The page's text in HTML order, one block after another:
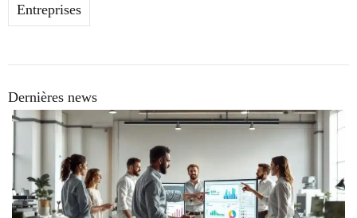
Entreprises
Dernières news